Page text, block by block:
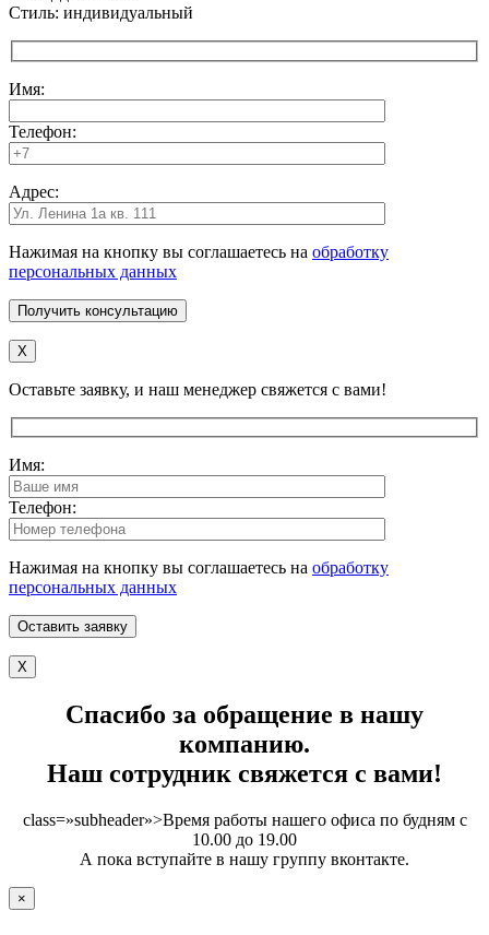
Стиль: индивидуальный
Имя:
Телефон:
Адрес:
Нажимая на кнопку вы соглашаетесь на обработку
персональных данных
X
Оставьте заявку, и наш менеджер свяжется с вами!
Имя:
Телефон:
Нажимая на кнопку вы соглашаетесь на обработку
персональных данных
X
Спасибо за обращение в нашу
компанию.
Наш сотрудник свяжется с вами!
class=»subheader»>Время работы нашего офиса по будням с
10.00 до 19.00
А пока вступайте в нашу группу вконтакте.
×